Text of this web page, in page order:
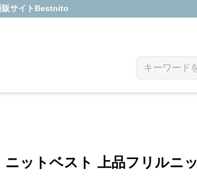
サイト Bestnito
ニットベスト 上品フリルニ